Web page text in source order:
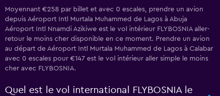
Moyennant €258 par billet et avec 0 escales, prendre un avion
depuis Aéroport Intl Murtala Muhammed de Lagos à Abuja
Aéroport Intl Nnamdi Azikiwe est le vol intérieur FLYBOSNIA aller-
retour le moins cher disponible en ce moment. Prendre un avion
au départ de Aéroport Intl Murtala Muhammed de Lagos à Calabar
avec 0 escales pour €147 est le vol intérieur aller simple le moins
cher avec FLYBOSNIA.
Quel est le vol international FLYBOSNIA le